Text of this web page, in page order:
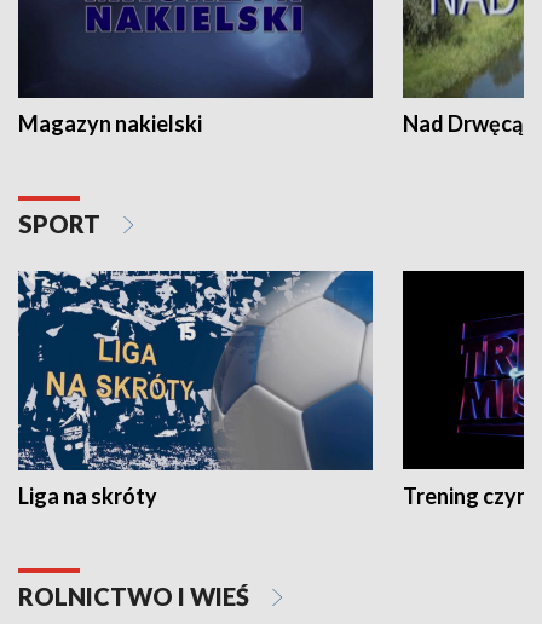
Magazyn nakielski Nad Drwęcą
SPORT
Liga na skróty Trening czyni
ROLNICTWO I WIEŚ